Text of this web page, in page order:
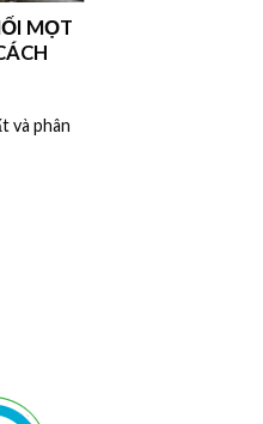
MỌT
và phân